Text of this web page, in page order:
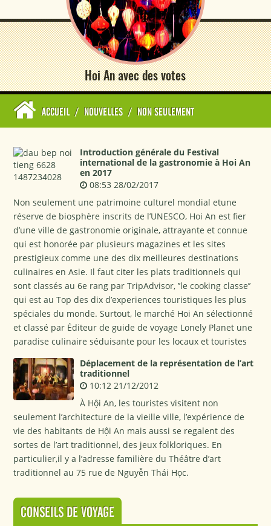
Hoi An avec des votes
ACCUEIL / NOUVELLES / NON SEULEMENT
Introduction générale du Festival
international de la gastronomie à Hoi An
en 2017
08:53 28/02/2017
Non seulement une patrimoine culturel mondial etune
réserve de biosphère inscrits de l’UNESCO, Hoi An est fier
d’une ville de gastronomie originale, attrayante et connue
qui est honorée par plusieurs magazines et les sites
prestigieux comme une des dix meilleures destinations
culinaires en Asie. Il faut citer les plats traditionnels qui
sont classés au 6e rang par TripAdvisor, ’’le cooking classe’’
qui est au Top des dix d’experiences touristiques les plus
spéciales du monde. Surtout, le marché Hoi An sélectionné
et classé par Éditeur de guide de voyage Lonely Planet une
paradise culinaire séduisante pour les locaux et touristes
Déplacement de la représentation de l’art
traditionnel
10:12 21/12/2012
À Hội An, les touristes visitent non
seulement l’architecture de la vieille ville, l’expérience de
vie des habitants de Hội An mais aussi se regalent des
sortes de l’art traditionnel, des jeux folkloriques. En
particulier,il y a l’adresse familière du Théâtre d’art
traditionnel au 75 rue de Nguyễn Thái Học.
CONSEILS DE VOYAGE